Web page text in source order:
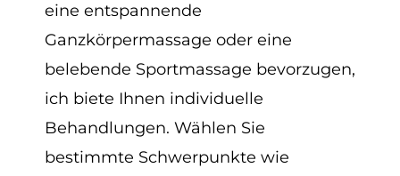
eine entspannende
Ganzkörpermassage oder eine
belebende Sportmassage bevorzugen,
ich biete Ihnen individuelle
Behandlungen. Wählen Sie
bestimmte Schwerpunkte wie